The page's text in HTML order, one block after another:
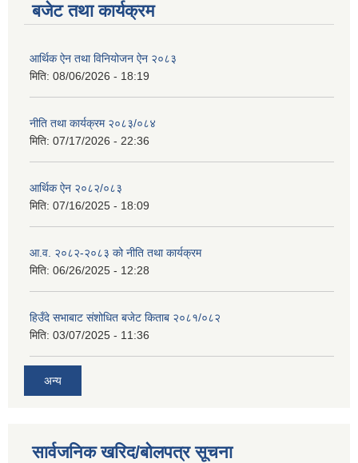
बजेट तथा कार्यक्रम
आर्थिक ऐन तथा विनियोजन ऐन २०८३
मिति: 08/06/2026 - 18:19
नीति तथा कार्यक्रम २०८३/०८४
मिति: 07/17/2026 - 22:36
आर्थिक ऐन २०८२/०८३
मिति: 07/16/2025 - 18:09
आ.व. २०८२-२०८३ को नीति तथा कार्यक्रम
मिति: 06/26/2025 - 12:28
हिउँदे सभाबाट संशोधित बजेट किताब २०८१/०८२
मिति: 03/07/2025 - 11:36
अन्य
सार्वजनिक खरिद/बोलपत्र सूचना